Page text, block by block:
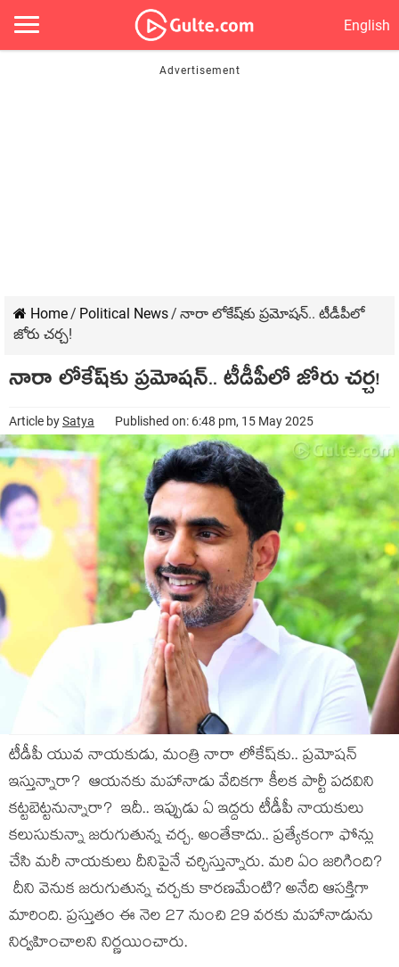
English
Home/ Political News/ నారా లోకేష్‌కు ప్ర‌మోష‌న్‌.. టీడీపీలో
జోరు చ‌ర్చ‌!
నారా లోకేష్‌కు ప్ర‌మోష‌న్‌.. టీడీపీలో జోరు చ‌ర్చ‌!
Article bySatya Published on: 6:48 pm, 15 May 2025
టీడీపీ యువ నాయ‌కుడు, మంత్రి నారా లోకేష్‌కు.. ప్ర‌మోష‌న్
ఇస్తున్నారా? ఆయ‌న‌కు మ‌హానాడు వేదిక‌గా కీల‌క పార్టీ ప‌ద‌విని
క‌ట్ట‌బెట్ట‌నున్నారా? ఇదీ.. ఇప్పుడు ఏ ఇద్ద‌రు టీడీపీ నాయ‌కులు
క‌లుసుకున్నా జ‌రుగుతున్న చ‌ర్చ‌. అంతేకాదు.. ప్ర‌త్యేకంగా ఫోన్లు
చేసి మ‌రీ నాయ‌కులు దీనిపైనే చ‌ర్చిస్తున్నారు. మ‌రి ఏం జ‌రిగింది?
దీని వెనుక జ‌రుగుతున్న చ‌ర్చ‌కు కార‌ణ‌మేంటి? అనేది ఆస‌క్తిగా
మారింది. ప్ర‌స్తుతం ఈ నెల 27 నుంచి 29 వ‌ర‌కు మ‌హానాడును
నిర్వ‌హించాల‌ని నిర్ణ‌యించారు.